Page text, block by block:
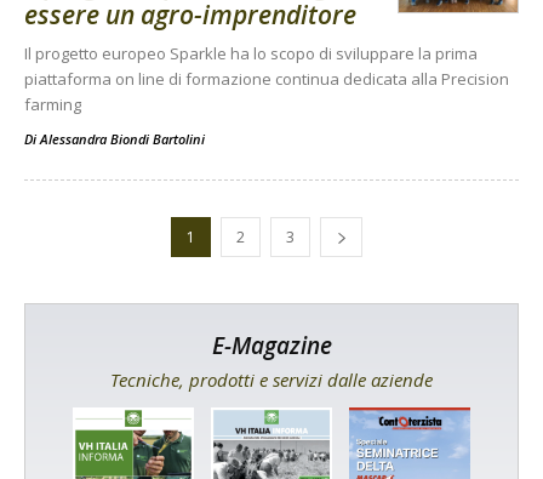
essere un agro-imprenditore
Il progetto europeo Sparkle ha lo scopo di sviluppare la prima
piattaforma on line di formazione continua dedicata alla Precision
farming
DiAlessandra Biondi Bartolini
1 2 3
E-Magazine
Tecniche, prodotti e servizi dalle aziende